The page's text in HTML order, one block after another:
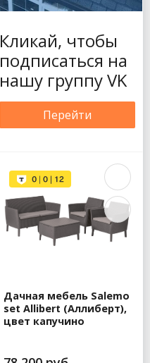
Кликай, чтобы
подписаться на
нашу группу VK
Перейти
Дачная мебель Salemo
set Allibert (Аллиберт),
цвет капучино